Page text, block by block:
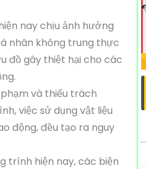
nay chịu ảnh hưởng
nhân không trung thực
đồ gây thiệt hại cho các
và thiếu trách
việc sử dụng vật liệu
động, đều tạo ra nguy
trình hiện nay, các biện